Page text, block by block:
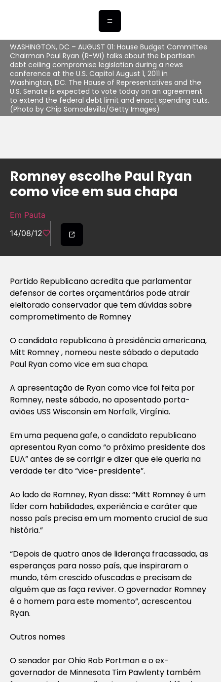
WASHINGTON, DC – AUGUST 01: House Budget Committee
Chairman Paul Ryan (R-WI) talks about the bipartisan
debt ceiling compromise legislation during a news
conference at the U.S. Capitol August 1, 2011 in
Washington, DC. The House of Representatives and the
U.S. Senate is expected to vote today on an agreement
to extend the federal debt limit and enact spending cuts.
(Photo by Chip Somodevilla/Getty Images)
Romney escolhe Paul Ryan
como vice em sua chapa
Em Pauta
14/08/12
Partido Republicano acredita que parlamentar
defensor de cortes orçamentários pode atrair
eleitorado conservador que tem dúvidas sobre
comprometimento de Romney
O candidato republicano à presidência americana,
Mitt Romney , nomeou neste sábado o deputado
Paul Ryan como vice em sua chapa.
A apresentação de Ryan como vice foi feita por
Romney, neste sábado, no aposentado porta-
aviões USS Wisconsin em Norfolk, Virgínia.
Em uma pequena gafe, o candidato republicano
apresentou Ryan como “o próximo presidente dos
EUA” antes de se corrigir e dizer que ele queria na
verdade ter dito “vice-presidente”.
Ao lado de Romney, Ryan disse: “Mitt Romney é um
líder com habilidades, experiência e caráter que
nosso país precisa em um momento crucial de sua
história.”
“Depois de quatro anos de liderança fracassada, as
esperanças para nosso país, que inspiraram o
mundo, têm crescido ofuscadas e precisam de
alguém que as faça reviver. O governador Romney
é o homem para este momento”, acrescentou
Ryan.
Outros nomes
O senador por Ohio Rob Portman e o ex-
governador de Minnesota Tim Pawlenty também